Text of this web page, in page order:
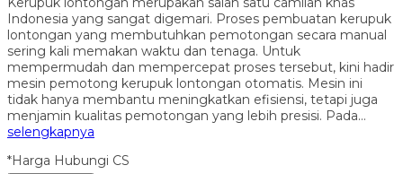
Indonesia yang sangat digemari. Proses pembuatan kerupuk
lontongan yang membutuhkan pemotongan secara manual
sering kali memakan waktu dan tenaga. Untuk
mempermudah dan mempercepat proses tersebut, kini hadir
mesin pemotong kerupuk lontongan otomatis. Mesin ini
tidak hanya membantu meningkatkan efisiensi, tetapi juga
menjamin kualitas pemotongan yang lebih presisi. Pada…
selengkapnya
*Harga Hubungi CS